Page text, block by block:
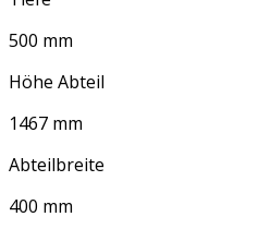
500 mm
Höhe Abteil
1467 mm
Abteilbreite
400 mm